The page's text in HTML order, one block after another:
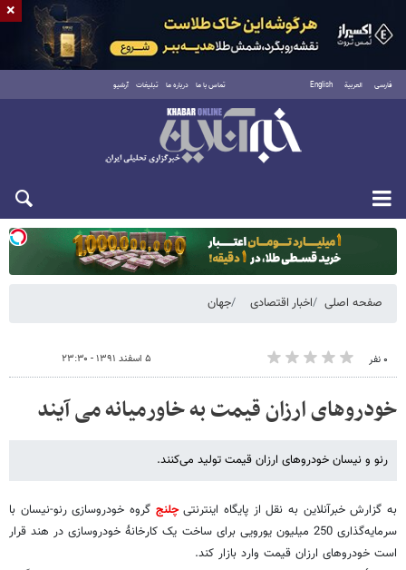
فارسی العربية English تماس با ما درباره ما تبلیغات آرشیو
دوشنبه ۱۹ مرداد ۱۴۰۵
صفحه اصلی اخبار اقتصادی جهان
۰ نفر ۵ اسفند ۱۳۹۱ - ۲۳:۳۰
خودروهای ارزان قیمت به خاورمیانه می آیند
رنو و نیسان خودروهای ارزان قیمت تولید می‌کنند.
به گزارش خبرآنلاین به نقل از پایگاه اینترنتیچلنج گروه خودروسازی رنو-نیسان با
سرمایه‌گذاری 250 میلیون یورویی برای ساخت یک کارخانۀ خودروسازی در هند قرار
است خودروهای ارزان قیمت وارد بازار کند.
×